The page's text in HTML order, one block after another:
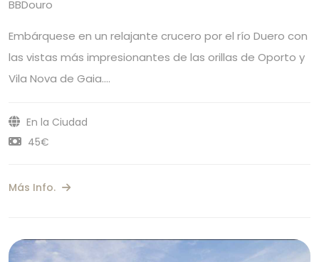
BBDouro
Embárquese en un relajante crucero por el río Duero con
las vistas más impresionantes de las orillas de Oporto y
Vila Nova de Gaia.…
En la Ciudad
45€
Más Info.